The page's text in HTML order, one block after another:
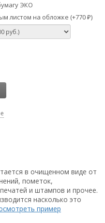
ЭКО
листом на обложке (+770 ₽)
в очищенном виде от
пометок,
и штампов и прочее.
насколько это
пример